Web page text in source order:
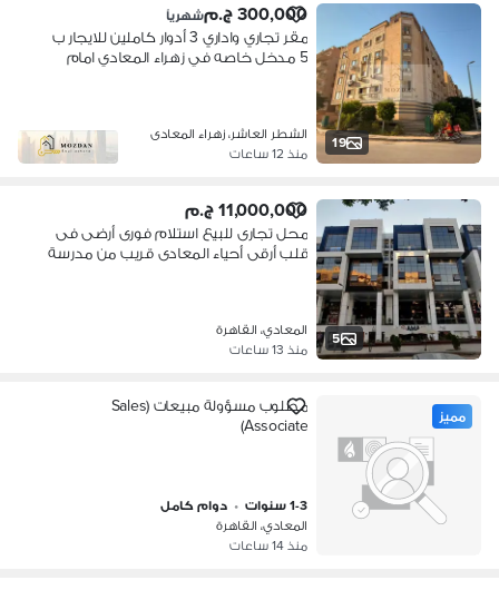
19
300,000 ج.م شهرياً
مقر تجاري واداري 3 أدوار كاملين للايجار ب
5 مدخل خاصه في زهراء المعادي امام
الشطر العاشر، زهراء المعادى
منذ 12 ساعات
5
11,000,000 ج.م
محل تجارى للبيع استلام فورى أرضى فى
قلب أرقى أحياء المعادى قريب من مدرسة
المعادي، القاهرة
منذ 13 ساعات
مميز
مطلوب مسؤولة مبيعات (Sales
Associate)
1-3 سنوات • دوام كامل
المعادي، القاهرة
منذ 14 ساعات